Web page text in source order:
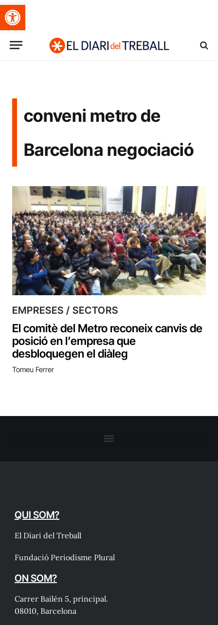
Obre la barra d'eines
conveni metro de
Barcelona negociació
EMPRESES / SECTORS
El comitè del Metro reconeix canvis de
posició en l’empresa que
desbloquegen el diàleg
Tomeu Ferrer
QUI SOM?
El Diari del Treball
Fundació Periodisme Plural
ON SOM?
Carrer Bailén 5, principal.
08010, Barcelona